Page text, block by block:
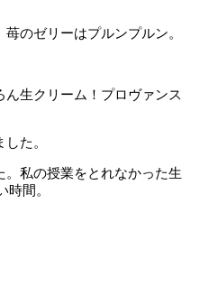
のゼリーはプルンプルン。
生クリーム！プロヴァンス
た。
私の授業をとれなかった生
間。